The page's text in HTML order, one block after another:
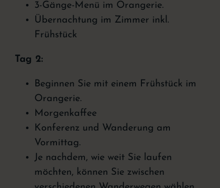
3-Gänge-Menü im Orangerie.
Übernachtung im Zimmer inkl.
Frühstück
Tag 2:
Beginnen Sie mit einem Frühstück im
Orangerie.
Morgenkaffee
Konferenz und Wanderung am
Vormittag.
Je nachdem, wie weit Sie laufen
möchten, können Sie zwischen